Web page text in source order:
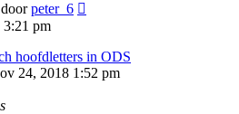
doorpeter_6
3:21 pm
hoofdletters in ODS
24, 2018 1:52 pm